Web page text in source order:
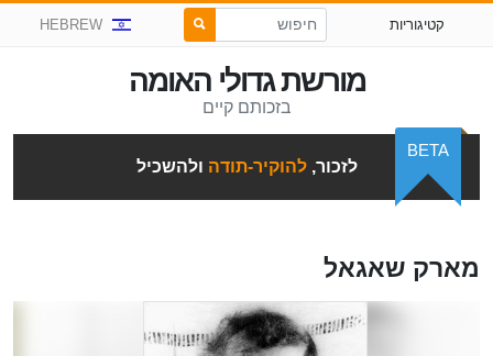
קטיגוריות HEBREW
מורשת גדולי האומה
בזכותם קיים
לזכור,להוקיר-תודה ולהשכיל
BETA
מארק שאגאל